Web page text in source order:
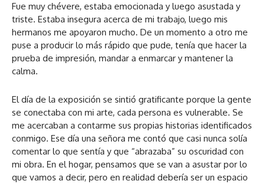
Fue muy chévere, estaba emocionada y luego asustada y
triste. Estaba insegura acerca de mi trabajo, luego mis
hermanos me apoyaron mucho. De un momento a otro me
puse a producir lo más rápido que pude, tenía que hacer la
prueba de impresión, mandar a enmarcar y mantener la
calma.
El día de la exposición se sintió gratificante porque la gente
se conectaba con mi arte, cada persona es vulnerable. Se
me acercaban a contarme sus propias historias identificados
conmigo. Ese día una señora me contó que casi nunca solía
comentar lo que sentía y que “abrazaba” su oscuridad con
mi obra. En el hogar, pensamos que se van a asustar por lo
que vamos a decir, pero en realidad debería ser un espacio